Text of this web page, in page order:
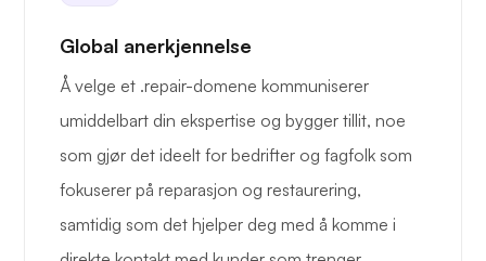
Global anerkjennelse
Å velge et .repair-domene kommuniserer
umiddelbart din ekspertise og bygger tillit, noe
som gjør det ideelt for bedrifter og fagfolk som
fokuserer på reparasjon og restaurering,
samtidig som det hjelper deg med å komme i